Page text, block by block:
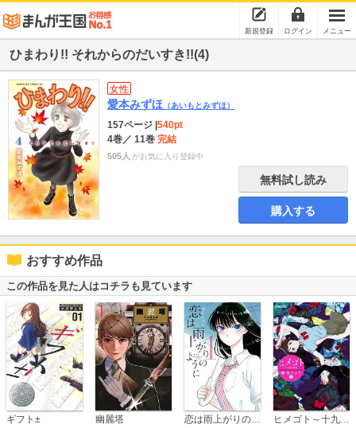
新規登録 ログイン メニュー
ひまわり!! それからのだいすき!!(4)
女性
愛本みずほ （あいもとみずほ）
157ページ 540pt
4巻／ 11巻 完結
505人 がお気に入り登録中
無料試し読み
購入する
おすすめ作品
この作品を見た人はコチラも見ています
ギフト± 幽麗塔 恋は雨上がりのように ヒメゴト～十九歳の制服～